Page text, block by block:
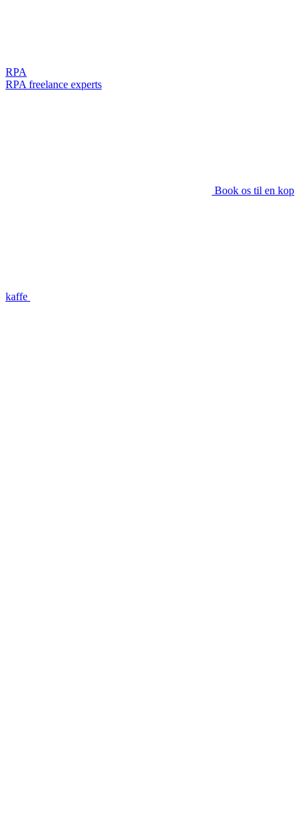
RPA
RPA freelance experts
Book os til en kop
kaffe